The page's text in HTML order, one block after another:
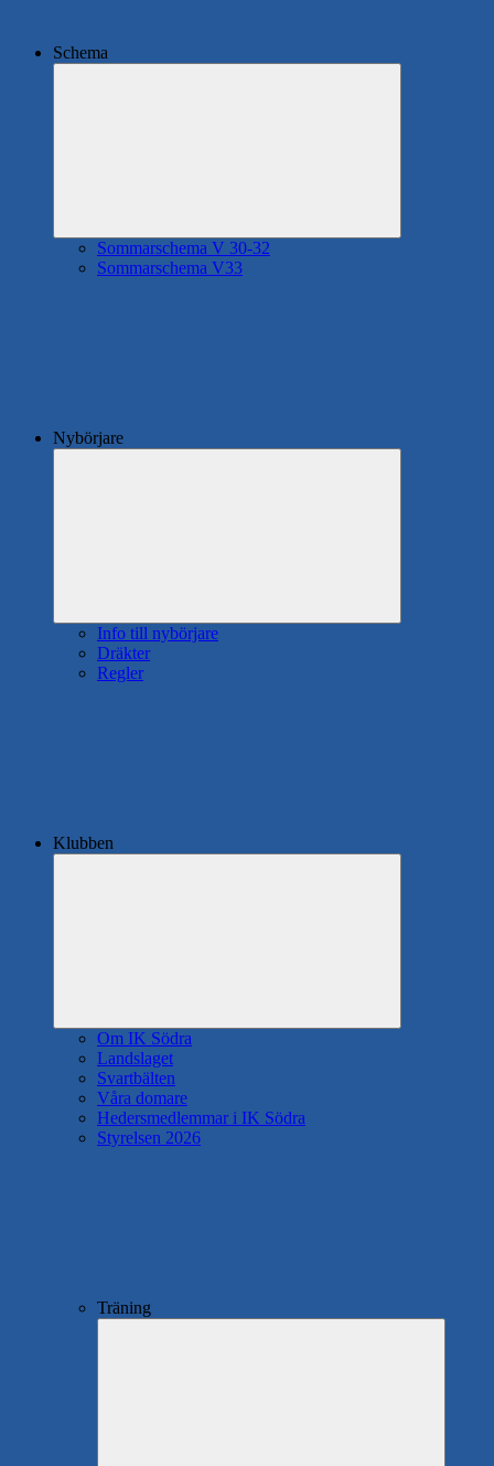
Schema
Sommarschema V 30-32
Sommarschema V33
Nybörjare
Info till nybörjare
Dräkter
Regler
Klubben
Om IK Södra
Landslaget
Svartbälten
Våra domare
Hedersmedlemmar i IK Södra
Styrelsen 2026
Träning